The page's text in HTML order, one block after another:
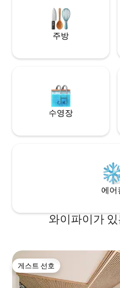
주방
수영장
에어
와이파이가
게스트 선호
게스트 선호